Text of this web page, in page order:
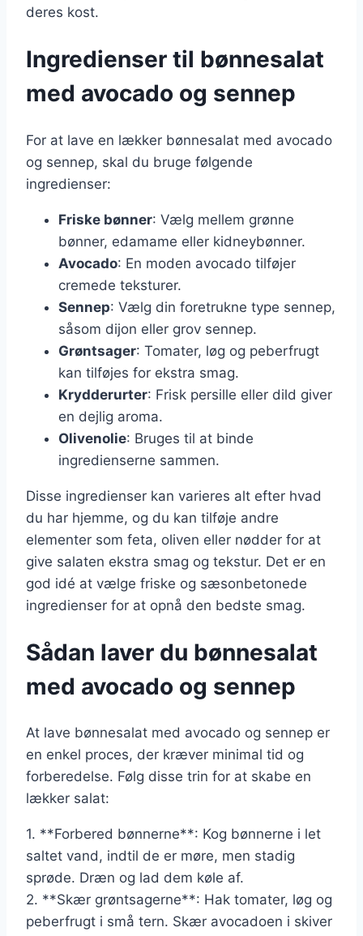
deres kost.
Ingredienser til bønnesalat
med avocado og sennep
For at lave en lækker bønnesalat med avocado
og sennep, skal du bruge følgende
ingredienser:
Friske bønner: Vælg mellem grønne
bønner, edamame eller kidneybønner.
Avocado: En moden avocado tilføjer
cremede teksturer.
Sennep: Vælg din foretrukne type sennep,
såsom dijon eller grov sennep.
Grøntsager: Tomater, løg og peberfrugt
kan tilføjes for ekstra smag.
Krydderurter: Frisk persille eller dild giver
en dejlig aroma.
Olivenolie: Bruges til at binde
ingredienserne sammen.
Disse ingredienser kan varieres alt efter hvad
du har hjemme, og du kan tilføje andre
elementer som feta, oliven eller nødder for at
give salaten ekstra smag og tekstur. Det er en
god idé at vælge friske og sæsonbetonede
ingredienser for at opnå den bedste smag.
Sådan laver du bønnesalat
med avocado og sennep
At lave bønnesalat med avocado og sennep er
en enkel proces, der kræver minimal tid og
forberedelse. Følg disse trin for at skabe en
lækker salat:
1. **Forbered bønnerne**: Kog bønnerne i let
saltet vand, indtil de er møre, men stadig
sprøde. Dræn og lad dem køle af.
2. **Skær grøntsagerne**: Hak tomater, løg og
peberfrugt i små tern. Skær avocadoen i skiver